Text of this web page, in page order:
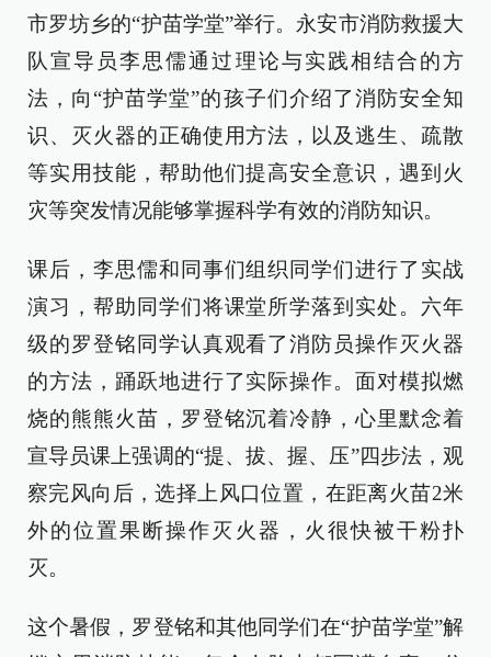
市罗坊乡的“护苗学堂”举行。永安市消防救援大
队宣导员李思儒通过理论与实践相结合的方
法，向“护苗学堂”的孩子们介绍了消防安全知
识、灭火器的正确使用方法，以及逃生、疏散
等实用技能，帮助他们提高安全意识，遇到火
灾等突发情况能够掌握科学有效的消防知识。
课后，李思儒和同事们组织同学们进行了实战
演习，帮助同学们将课堂所学落到实处。六年
级的罗登铭同学认真观看了消防员操作灭火器
的方法，踊跃地进行了实际操作。面对模拟燃
烧的熊熊火苗，罗登铭沉着冷静，心里默念着
宣导员课上强调的“提、拔、握、压”四步法，观
察完风向后，选择上风口位置，在距离火苗2米
外的位置果断操作灭火器，火很快被干粉扑
灭。
这个暑假，罗登铭和其他同学们在“护苗学堂”解